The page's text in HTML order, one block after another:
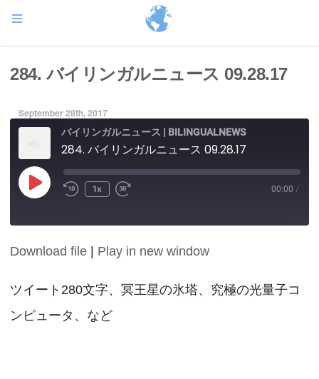
284. バイリンガルニュース 09.28.17
September 28th, 2017
バイリンガルニュース | BILINGUALNEWS
284. バイリンガルニュース 09.28.17
Play
Episode
1x 00:00 /
SHARE
LINK
EMBED
Download file Play in new window
ツイート280文字、冥王星の氷塔、究極の光量子コ
ンピュータ、など